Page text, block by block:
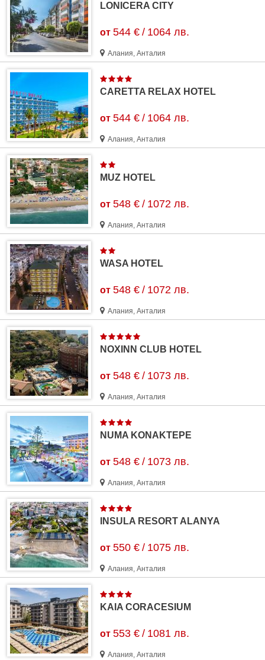
LONICERA CITY
от 544 € / 1064 лв.
Алания, Анталия
CARETTA RELAX HOTEL
от 544 € / 1064 лв.
Алания, Анталия
MUZ HOTEL
от 548 € / 1072 лв.
Алания, Анталия
WASA HOTEL
от 548 € / 1072 лв.
Алания, Анталия
NOXINN CLUB HOTEL
от 548 € / 1073 лв.
Алания, Анталия
NUMA KONAKTEPE
от 548 € / 1073 лв.
Алания, Анталия
INSULA RESORT ALANYA
от 550 € / 1075 лв.
Алания, Анталия
KAIA CORACESIUM
от 553 € / 1081 лв.
Алания, Анталия